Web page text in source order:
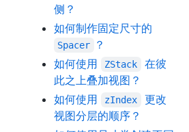
侧？
如何制作固定尺寸的
Spacer
？
如何使用
ZStack
在彼
此之上叠加视图？
如何使用
zIndex
更改
视图分层的顺序？